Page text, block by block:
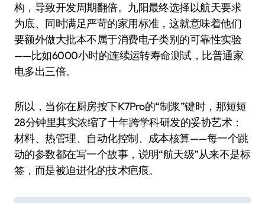
构，导致开发周期翻倍。九阳最终选择以航天要求
为底、同时满足严苛的家用标准，这就意味着他们
要额外做大批本不属于消费电子类别的可靠性实验
——比如6000小时的连续运转寿命测试，比普通家
电多出三倍。
所以，当你在厨房按下K7Pro的“制浆”键时，那短短
28分钟里其实浓缩了十年跨学科研发的妥协艺术：
材料、热管理、自动化控制、成本核算——每一个跳
动的参数都在写一个故事，说明“航天级”从来不是标
签，而是被迫进化的技术疤痕。